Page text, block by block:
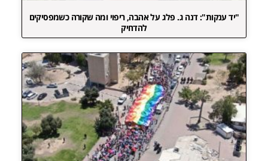
"יד ענקות": דנה ג. פלג על אהבה, ריפוי ומה שקורה כשמפסיקים
להדחיק